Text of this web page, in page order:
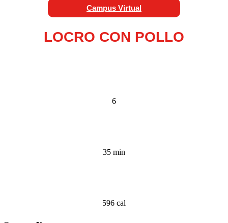
Campus Virtual
LOCRO CON POLLO
6
35 min
596 cal